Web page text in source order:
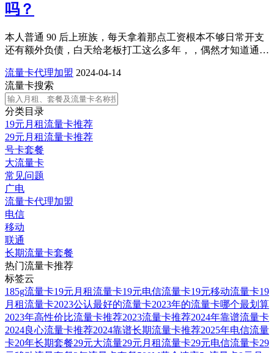
吗？
本人普通 90 后上班族，每天拿着那点工资根本不够日常开支
还有额外负债，白天给老板打工这么多年，，偶然才知道通…
流量卡代理加盟 2024-04-14
流量卡搜索
分类目录
19元月租流量卡推荐
29元月租流量卡推荐
号卡套餐
大流量卡
常见问题
广电
流量卡代理加盟
电信
移动
联通
长期流量卡套餐
热门流量卡推荐
标签云
185g流量卡19元月租流量卡19元电信流量卡19元移动流量卡19
月租流量卡2023公认最好的流量卡2023年的流量卡哪个最划算
2023年高性价比流量卡推荐2023流量卡推荐2024年靠谱流量卡
2024良心流量卡推荐2024靠谱长期流量卡推荐2025年电信流量
卡20年长期套餐29元大流量29元月租流量卡29元电信流量卡29